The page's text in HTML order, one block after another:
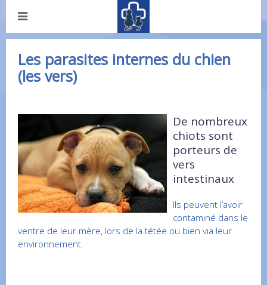
Les parasites internes du chien
(les vers)
De nombreux
chiots sont
porteurs de
vers
intestinaux
Ils peuvent l’avoir
contaminé dans le
ventre de leur mère, lors de la tétée ou bien via leur
environnement.